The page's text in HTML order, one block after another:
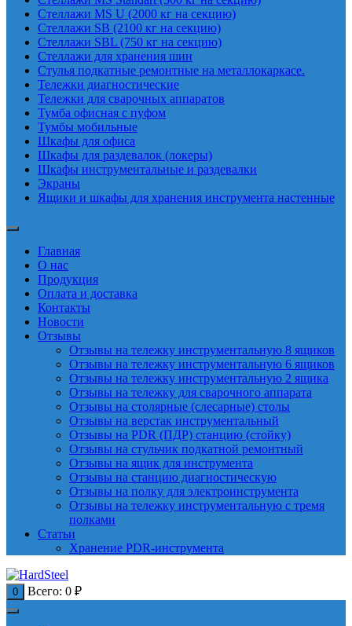
Стеллажи MS U (2000 кг на секцию)
Стеллажи SB (2100 кг на секцию)
Стеллажи SBL (750 кг на секцию)
Стеллажи для хранения шин
Стулья подкатные ремонтные на металлокаркасе.
Тележки диагностические
Тележки для сварочных аппаратов
Тумба офисная с пуфом
Тумбы мобильные
Шкафы для офиса
Шкафы для раздевалок (локеры)
Шкафы инструментальные и раздевалки
Экраны
Ящики и шкафы для хранения инструмента настенные
Главная
О нас
Продукция
Оплата и доставка
Контакты
Новости
Отзывы
Отзывы на тележку инструментальную 8 ящиков
Отзывы на тележку инструментальную 6 ящиков
Отзывы на тележку инструментальную 2 ящика
Отзывы на тележку для сварочного аппарата
Отзывы на столярные (слесарные) столы
Отзывы на верстак инструментальный
Отзывы на PDR (ПДР) станцию (стойку)
Отзывы на стульчик подкатной ремонтный
Отзывы на ящик для инструмента
Отзывы на станцию диагностическую
Отзывы на полку для электроинструмента
Отзывы на тележку инструментальную с тремя
полками
Статьи
Хранение PDR-инструмента
0 Всего: 0 ₽